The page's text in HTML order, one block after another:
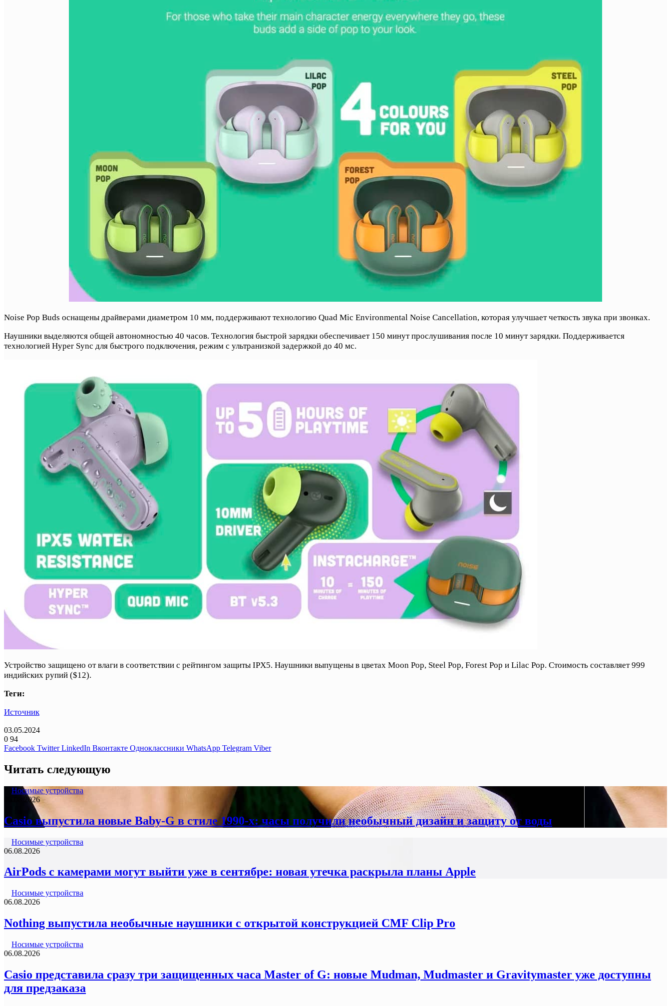
Noise Pop Buds оснащены драйверами диаметром 10 мм, поддерживают технологию Quad Mic Environmental Noise Cancellation, которая улучшает четкость звука при звонках.
Наушники выделяются общей автономностью 40 часов. Технология быстрой зарядки обеспечивает 150 минут прослушивания после 10 минут зарядки. Поддерживается
технологией Hyper Sync для быстрого подключения, режим с ультранизкой задержкой до 40 мс.
Устройство защищено от влаги в соответствии с рейтингом защиты IPX5. Наушники выпущены в цветах Moon Pop, Steel Pop, Forest Pop и Lilac Pop. Стоимость составляет 999
индийских рупий ($12).
Теги:
Источник
03.05.2024
0 94
Facebook Twitter LinkedIn Вконтакте Одноклассники WhatsApp Telegram Viber
Читать следующую
Носимые устройства
06.08.2026
Casio выпустила новые Baby-G в стиле 1990-х: часы получили необычный дизайн и защиту от воды
Носимые устройства
06.08.2026
AirPods с камерами могут выйти уже в сентябре: новая утечка раскрыла планы Apple
Носимые устройства
06.08.2026
Nothing выпустила необычные наушники с открытой конструкцией CMF Clip Pro
Носимые устройства
06.08.2026
Casio представила сразу три защищенных часа Master of G: новые Mudman, Mudmaster и Gravitymaster уже доступны
для предзаказа